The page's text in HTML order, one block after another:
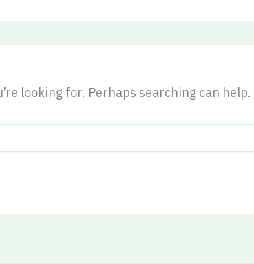
looking for. Perhaps searching can help.